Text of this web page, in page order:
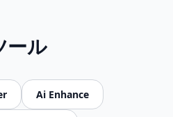
ール
Ai Enhance